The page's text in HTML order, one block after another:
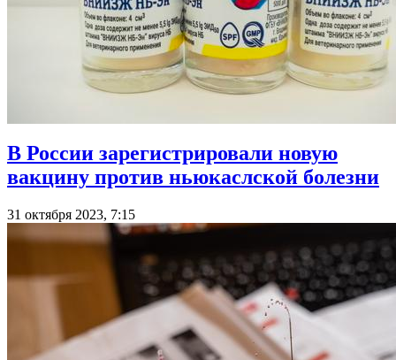
В России зарегистрировали новую
вакцину против ньюкаслской болезни
31 октября 2023, 7:15